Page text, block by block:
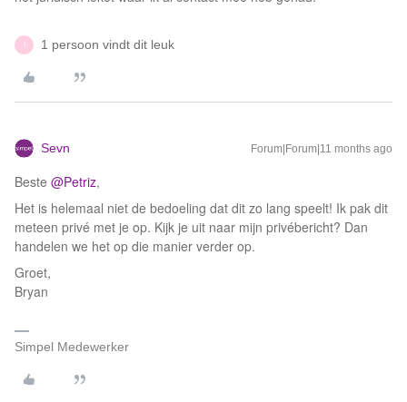
I 1 persoon vindt dit leuk
Sevn Forum|Forum|11 months ago
Beste ​ @Petriz,
Het is helemaal niet de bedoeling dat dit zo lang speelt! Ik pak dit
meteen privé met je op. Kijk je uit naar mijn privébericht? Dan
handelen we het op die manier verder op.
Groet,
Bryan
Simpel Medewerker